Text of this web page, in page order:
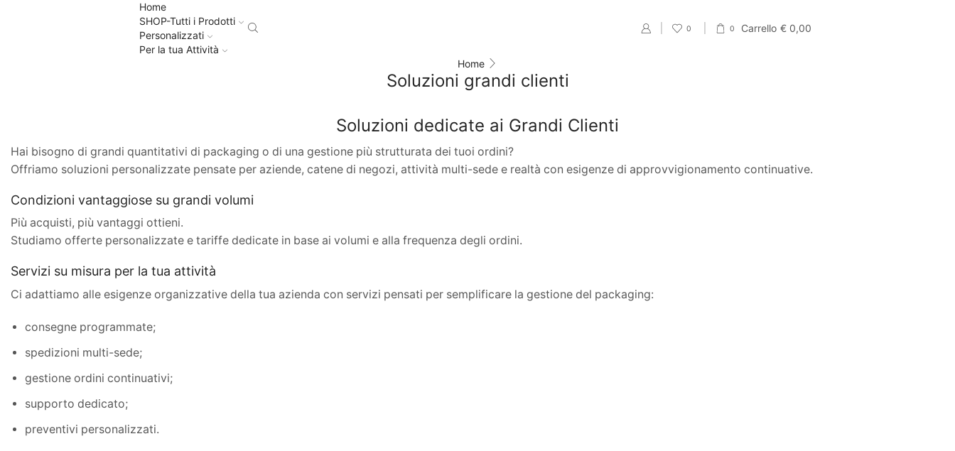
Home
SHOP-Tutti i Prodotti
Personalizzati
Per la tua Attività
0 0 Carrello €0,00
Home
Soluzioni grandi clienti
Soluzioni dedicate ai Grandi Clienti
Hai bisogno di grandi quantitativi di packaging o di una gestione più strutturata dei tuoi ordini?
Offriamo soluzioni personalizzate pensate per aziende, catene di negozi, attività multi-sede e realtà con esigenze di approvvigionamento continuative.
Condizioni vantaggiose su grandi volumi
Più acquisti, più vantaggi ottieni.
Studiamo offerte personalizzate e tariffe dedicate in base ai volumi e alla frequenza degli ordini.
Servizi su misura per la tua attività
Ci adattiamo alle esigenze organizzative della tua azienda con servizi pensati per semplificare la gestione del packaging:
consegne programmate;
spedizioni multi-sede;
gestione ordini continuativi;
supporto dedicato;
preventivi personalizzati.